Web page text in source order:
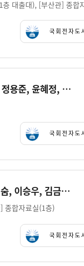
대출대), [부산관] 종합
국회전자도
낯설거나 새로운 : 뜻밖의 길에 대한 장르불문 산문집 / 지은이: 오은, 문보영, 김혼비, 정용준, 윤혜정, 박선영, 박세회, 강보라
국회전자도
스무 낮 읽고 스무 밤 느끼다 : 짧은 소설 스무 편 / 지은이: 박완서, 정이현, 이기호, 김숨, 이승우, 김금희, 손보미, 백수린, 정지돈, 박서련 [외]
종합자료실(1층)
국회전자도